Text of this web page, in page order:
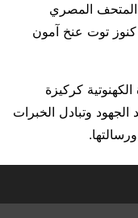
المتحف المصري
كنوز توت عنخ آمون
كركيزة
وتبادل الخبرات